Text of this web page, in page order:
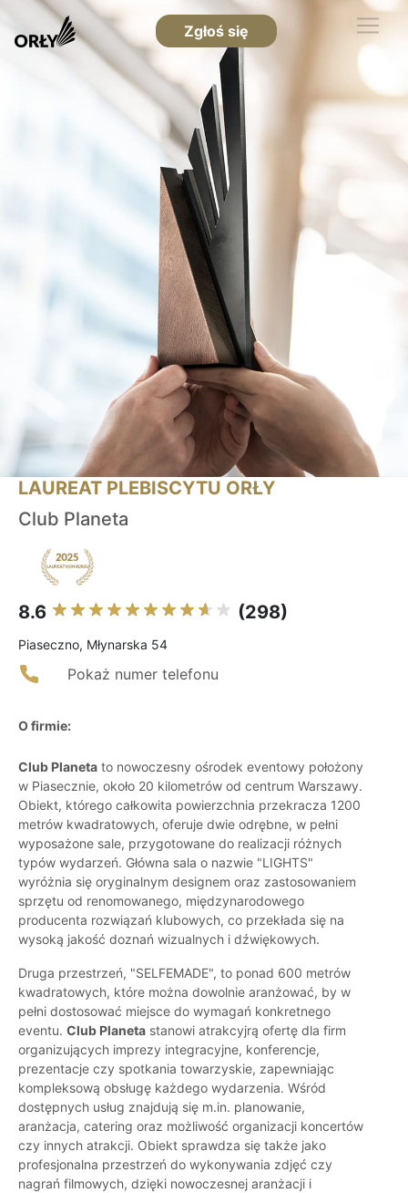
Zgłoś się
LAUREAT PLEBISCYTU ORŁY
Club Planeta
8.6 (298)
Piaseczno, Młynarska 54
Pokaż numer telefonu
O firmie:
Club Planeta to nowoczesny ośrodek eventowy położony
w Piasecznie, około 20 kilometrów od centrum Warszawy.
Obiekt, którego całkowita powierzchnia przekracza 1200
metrów kwadratowych, oferuje dwie odrębne, w pełni
wyposażone sale, przygotowane do realizacji różnych
typów wydarzeń. Główna sala o nazwie "LIGHTS"
wyróżnia się oryginalnym designem oraz zastosowaniem
sprzętu od renomowanego, międzynarodowego
producenta rozwiązań klubowych, co przekłada się na
wysoką jakość doznań wizualnych i dźwiękowych.
Druga przestrzeń, "SELFEMADE", to ponad 600 metrów
kwadratowych, które można dowolnie aranżować, by w
pełni dostosować miejsce do wymagań konkretnego
eventu. Club Planeta stanowi atrakcyjrą ofertę dla firm
organizujących imprezy integracyjne, konferencje,
prezentacje czy spotkania towarzyskie, zapewniając
kompleksową obsługę każdego wydarzenia. Wśród
dostępnych usług znajdują się m.in. planowanie,
aranżacja, catering oraz możliwość organizacji koncertów
czy innych atrakcji. Obiekt sprawdza się także jako
profesjonalna przestrzeń do wykonywania zdjęć czy
nagrań filmowych, dzięki nowoczesnej aranżacji i